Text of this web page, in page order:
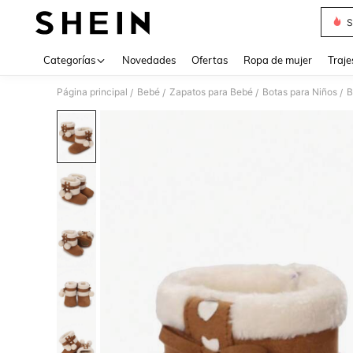
Categorías Novedades Ofertas Ropa de mujer
Página principal / Bebé / Zapatos para Bebé / Botas para Niños /